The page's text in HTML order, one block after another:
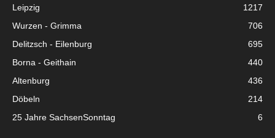
Leipzig
1217
Wurzen - Grimma
706
Delitzsch - Eilenburg
695
Borna - Geithain
440
Altenburg
436
Döbeln
214
25 Jahre SachsenSonntag
6